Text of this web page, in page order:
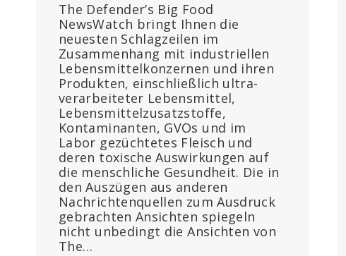
The Defender’s Big Food
NewsWatch bringt Ihnen die
neuesten Schlagzeilen im
Zusammenhang mit industriellen
Lebensmittelkonzernen und ihren
Produkten, einschließlich ultra-
verarbeiteter Lebensmittel,
Lebensmittelzusatzstoffe,
Kontaminanten, GVOs und im
Labor gezüchtetes Fleisch und
deren toxische Auswirkungen auf
die menschliche Gesundheit. Die in
den Auszügen aus anderen
Nachrichtenquellen zum Ausdruck
gebrachten Ansichten spiegeln
nicht unbedingt die Ansichten von
The…